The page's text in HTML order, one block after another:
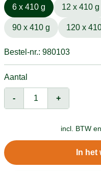
6 x 410 g 12 x 410 g
90 x 410 g 120 x
Bestel-nr.: 980103
Aantal
- +
incl. BTW en
In